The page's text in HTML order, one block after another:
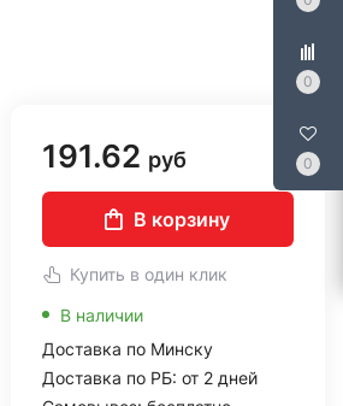
0
0
191.62 руб
В корзину
Купить в один клик
В наличии
Доставка по Минску
Доставка по РБ: от 2 дней